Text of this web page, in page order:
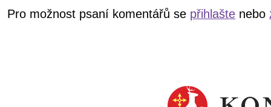
Pro možnost psaní komentářů se přihlašte nebo